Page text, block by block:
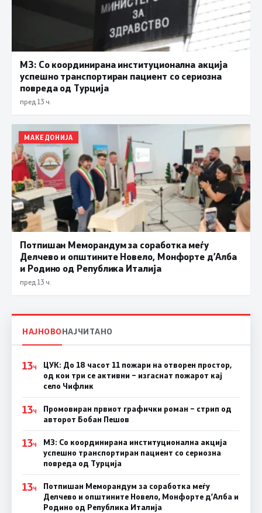
МЗ: Со координирана институционална акција
успешно транспортиран пациент со сериозна
повреда од Турција
пред 13 ч.
МАКЕДОНИЈА
Потпишан Меморандум за соработка меѓу
Делчево и општините Новело, Монфорте д’Алба
и Родино од Република Италија
пред 13 ч.
НАЈНОВОНАЈЧИТАНО
13Ч
ЦУК: До 18 часот 11 пожари на отворен простор,
од кои три се активни – изгаснат пожарот кај
село Чифлик
13Ч
Промовиран првиот графички роман – стрип од
авторот Бобан Пешов
13Ч
МЗ: Со координирана институционална акција
успешно транспортиран пациент со сериозна
повреда од Турција
13Ч
Потпишан Меморандум за соработка меѓу
Делчево и општините Новело, Монфорте д’Алба и
Родино од Република Италија